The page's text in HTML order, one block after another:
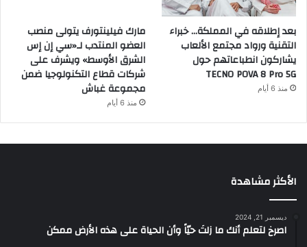
بعد إطلاقه في المملكة… خبراء
التقنية ورواد مجتمع الألعاب
يشاركون انطباعاتهم حول
TECNO POVA 8 Pro 5G
منذ 6 أيام
مارك فيلينتورف يتولى منصب
العضو المنتدب لـ«سي إن إس
الشرق الأوسط» ويشرف على
شركات قطاع التكنولوجيا ضمن
مجموعة غباش
منذ 6 أيام
الأكثر مشاهدة
ديسمبر 21, 2024
‫اصرخ لتعلم أنك ما زلتَ حيّاً وأن الحياة على هذه الأرض ممكن